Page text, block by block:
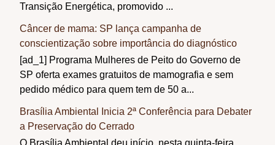
Transição Energética, promovido ...
Câncer de mama: SP lança campanha de
conscientização sobre importância do diagnóstico
[ad_1] Programa Mulheres de Peito do Governo de
SP oferta exames gratuitos de mamografia e sem
pedido médico para quem tem de 50 a...
Brasília Ambiental Inicia 2ª Conferência para Debater
a Preservação do Cerrado
O Brasília Ambiental deu início, nesta quinta-feira